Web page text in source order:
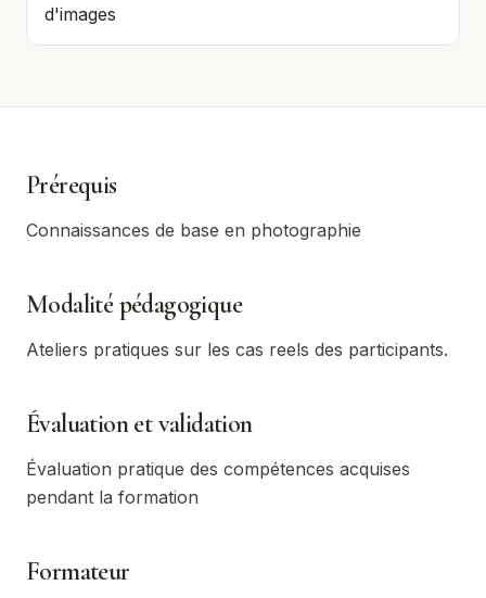
d'images
Prérequis
Connaissances de base en photographie
Modalité pédagogique
Ateliers pratiques sur les cas reels des participants.
Évaluation et validation
Évaluation pratique des compétences acquises
pendant la formation
Formateur